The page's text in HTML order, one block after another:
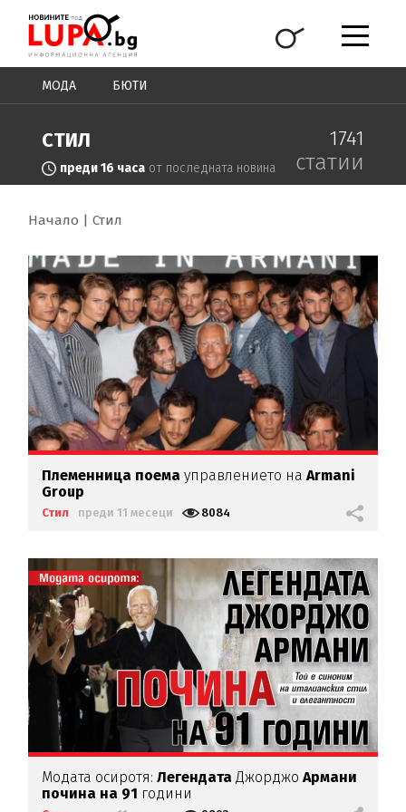
МОДА БЮТИ
СТИЛ
преди 16 часа от последната новина
1741
статии
Начало Стил
Племенница поемауправлението наАrmаnі
Grоuр
Стил преди 11 месеци 8084
Модата осиротя:ЛегендатаДжорджоАрмани
почина на 91 години